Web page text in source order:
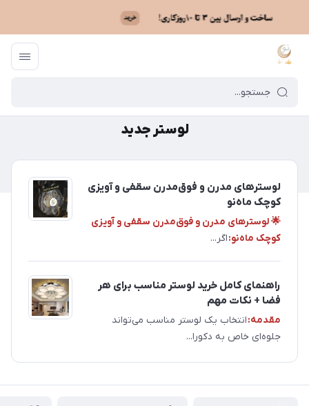
ماه نو / لوستر جدید
لوستر جدید
لوسترهای مدرن و فوق‌مدرن سقفی و آویزی
کوچک ماه‌نو
🌟 لوسترهای مدرن و فوق‌مدرن سقفی و آویزی
کوچک ماه‌نو:اگر...
راهنمای کامل خرید لوستر مناسب برای هر
فضا + نکات مهم
مقدمه:انتخاب یک لوستر مناسب می‌تواند
جلوه‌ای خاص به دکورا...